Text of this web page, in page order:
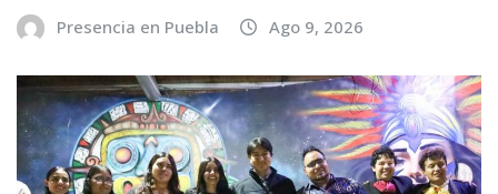
Presencia en Puebla Ago 9, 2026